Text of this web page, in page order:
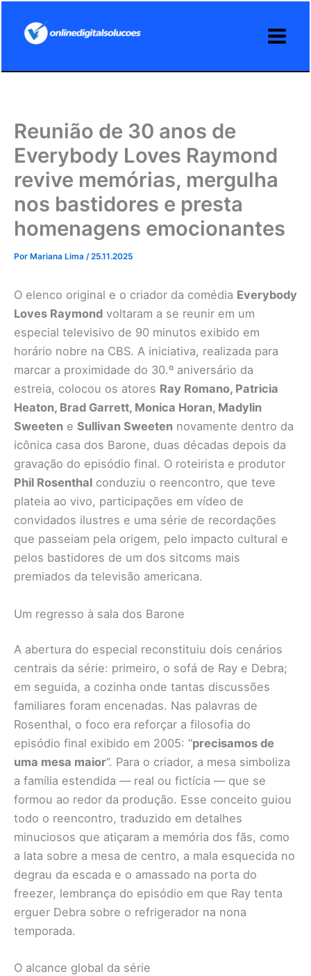
Reunião de 30 anos de
Everybody Loves Raymond
revive memórias, mergulha
nos bastidores e presta
homenagens emocionantes
Por Mariana Lima /25.11.2025
O elenco original e o criador da comédia Everybody
Loves Raymond voltaram a se reunir em um
especial televisivo de 90 minutos exibido em
horário nobre na CBS. A iniciativa, realizada para
marcar a proximidade do 30.º aniversário da
estreia, colocou os atores Ray Romano, Patricia
Heaton, Brad Garrett, Monica Horan, Madylin
Sweeten e Sullivan Sweeten novamente dentro da
icônica casa dos Barone, duas décadas depois da
gravação do episódio final. O roteirista e produtor
Phil Rosenthal conduziu o reencontro, que teve
plateia ao vivo, participações em vídeo de
convidados ilustres e uma série de recordações
que passeiam pela origem, pelo impacto cultural e
pelos bastidores de um dos sitcoms mais
premiados da televisão americana.
Um regresso à sala dos Barone
A abertura do especial reconstituiu dois cenários
centrais da série: primeiro, o sofá de Ray e Debra;
em seguida, a cozinha onde tantas discussões
familiares foram encenadas. Nas palavras de
Rosenthal, o foco era reforçar a filosofia do
episódio final exibido em 2005: “precisamos de
uma mesa maior”. Para o criador, a mesa simboliza
a família estendida — real ou fictícia — que se
formou ao redor da produção. Esse conceito guiou
todo o reencontro, traduzido em detalhes
minuciosos que atiçaram a memória dos fãs, como
a lata sobre a mesa de centro, a mala esquecida no
degrau da escada e o amassado na porta do
freezer, lembrança do episódio em que Ray tenta
erguer Debra sobre o refrigerador na nona
temporada.
O alcance global da série